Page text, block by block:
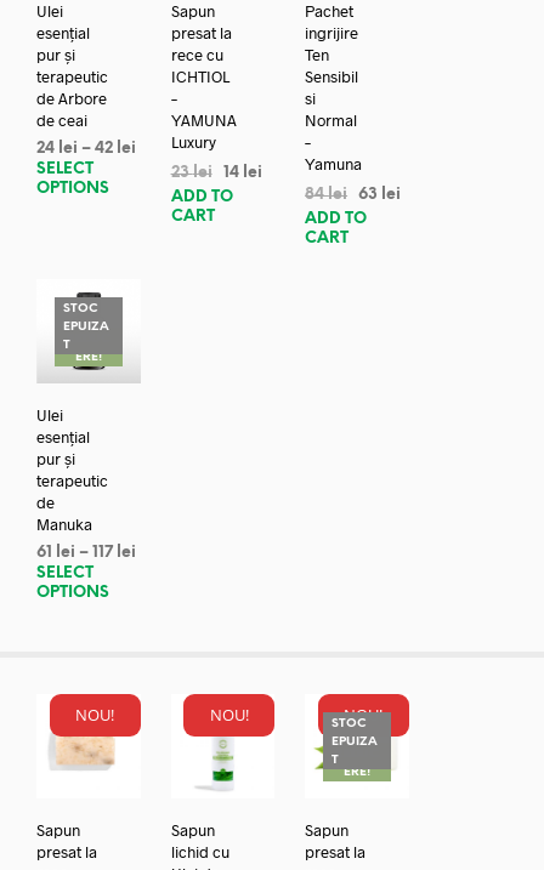
Ulei
esențial
pur și
terapeutic
de Arbore
de ceai
24 lei – 42 lei
SELECT
OPTIONS
Sapun
presat la
rece cu
ICHTIOL
–
YAMUNA
Luxury
23lei 14 lei
ADD TO
CART
Pachet
ingrijire
Ten
Sensibil
si
Normal
–
Yamuna
84lei 63
lei
ADD TO
CART
STOC
EPUIZA
TREDUC
ERE!
Ulei
esențial
pur și
terapeutic
de
Manuka
61 lei – 117 lei
SELECT
OPTIONS
NOU!
Sapun
presat la
NOU!
Sapun
lichid cu
NOU!
STOC
EPUIZA
TREDUC
ERE!
Sapun
presat la